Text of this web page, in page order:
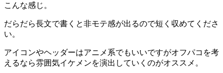
こんな感じ。
だらだら長文で書くと非モテ感が出るので短く収めてくださ
い。
アイコンやヘッダーはアニメ系でもいいですがオフパコを考
えるなら雰囲気イケメンを演出していくのがオススメ。